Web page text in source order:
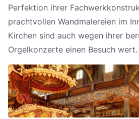
Perfektion ihrer
prachtvollen Wandmalereien im
Kirchen sind auch wegen ihrer
Orgelkonzerte einen Besuch wert.